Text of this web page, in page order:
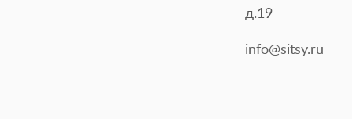
д.19
info@sitsy.ru